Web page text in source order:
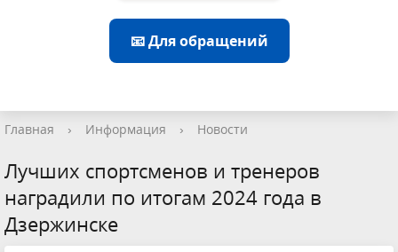
📧 Для обращений
Главная › Информация › Новости
Лучших спортсменов и тренеров
наградили по итогам 2024 года в
Дзержинске